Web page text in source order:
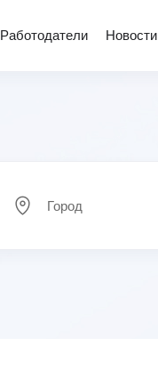
Работодатели Новости
Город